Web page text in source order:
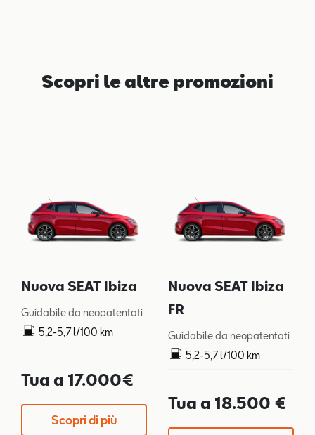
Scopri le altre promozioni
Nuova SEAT Ibiza
Guidabile da neopatentati
5,2-5,7 l/100 km
Tua a 17.000€
Scopri di più
Nuova SEAT Ibiza
FR
Guidabile da neopatentati
5,2-5,7 l/100 km
Tua a 18.500 €